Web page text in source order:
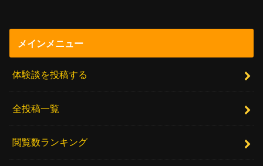
メインメニュー
体験談を投稿する
全投稿一覧
閲覧数ランキング